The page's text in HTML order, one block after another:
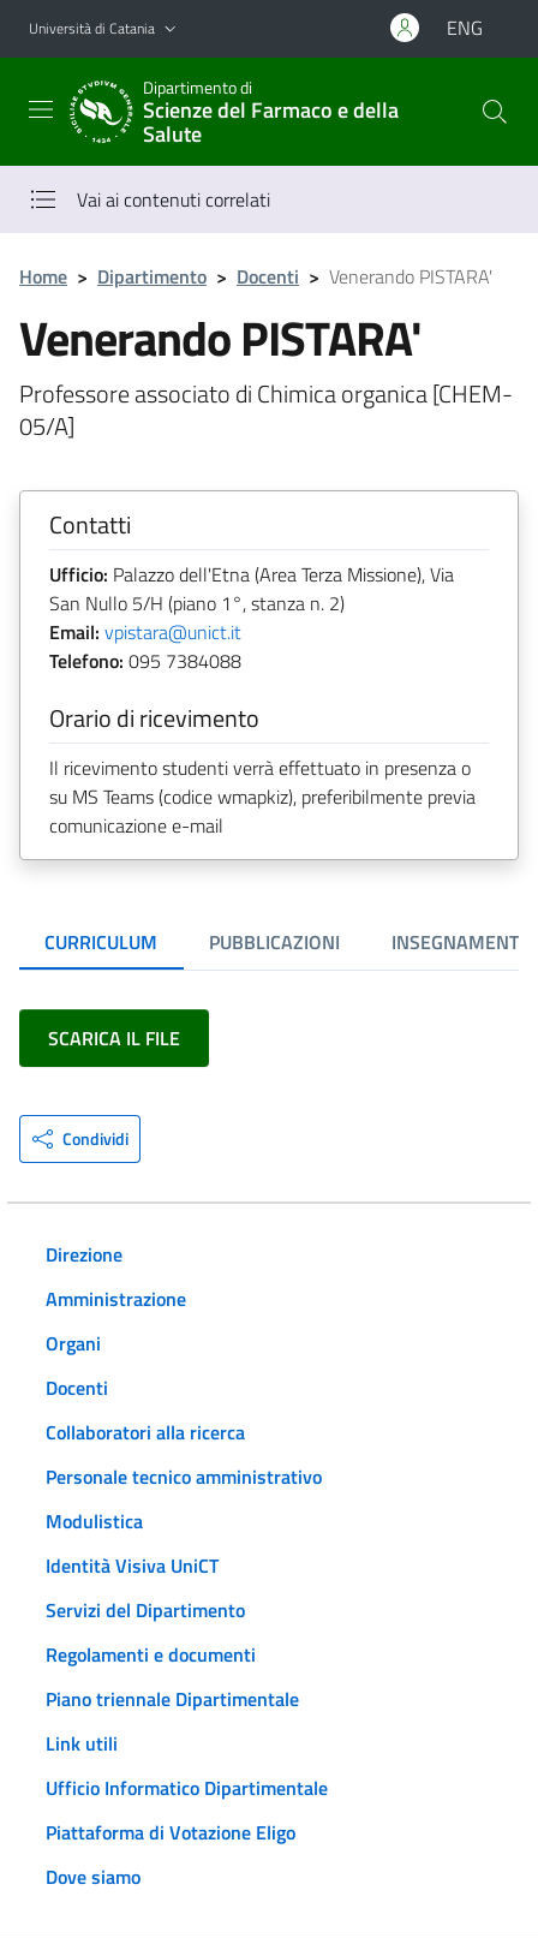
Vai al contenuto principale
Vai al menu di navigazione
Università di Catania ENG
Dipartimento di
Scienze del Farmaco e della
Salute
Vai ai contenuti correlati
Home > Dipartimento > Docenti > Venerando PISTARA'
Venerando PISTARA'
Professore associato di Chimica organica [CHEM-
05/A]
Contatti
Ufficio: Palazzo dell'Etna (Area Terza Missione), Via
San Nullo 5/H (piano 1°, stanza n. 2)
Email: vpistara@unict.it
Telefono: 095 7384088
Orario di ricevimento
Il ricevimento studenti verrà effettuato in presenza o
su MS Teams (codice wmapkiz), preferibilmente previa
comunicazione e-mail
CURRICULUM PUBBLICAZIONI INSEGNAMENTI
SCARICA IL FILE
Condividi
Direzione
Amministrazione
Organi
Docenti
Collaboratori alla ricerca
Personale tecnico amministrativo
Modulistica
Identità Visiva UniCT
Servizi del Dipartimento
Regolamenti e documenti
Piano triennale Dipartimentale
Link utili
Ufficio Informatico Dipartimentale
Piattaforma di Votazione Eligo
Dove siamo